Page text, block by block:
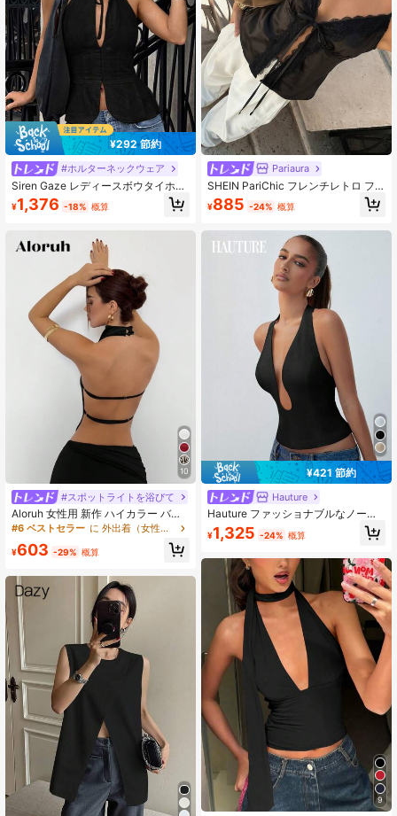
¥292 節約
#ホルターネックウェア
Siren Gaze レディースボウタイホー
ルアウトホルターネック ノースリー
ブトップ、オープンスリットカジュ
¥1,376 -18% 概算
10
#スポットライトを浴びて
Aloruh 女性用 新作 ハイカラー バッ
クレス サテン キャミソール パーテ
#6 ベストセラー に 外出着（女性向け） タンクトップ
¥603 -29% 概算
Pariaura
SHEIN PariChic フレンチレトロ フ
ェイクシルクサテンレースキャミソ
ールトップ、ヨーロッパ・アメリカ
ブベスト、夏休み セクシー ショート
コントラストレースキャミソール
¥885 -24% 概算
¥421 節約
Hauture
Hauture ファッショナブルなノース
リーブ ディープVネック ホルターネ
ックトップ 無地
¥1,325 -24% 概算
9